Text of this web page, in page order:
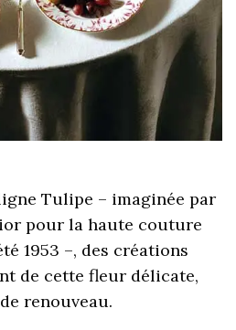
Tulipe – imaginée par
pour la haute couture
1953 –, des créations
de cette fleur délicate,
renouveau.